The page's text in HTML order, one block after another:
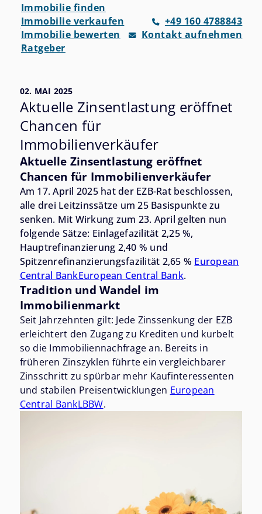
Immobilie finden
Immobilie verkaufen
Immobilie bewerten
Ratgeber
+49 160 4788843
Kontakt aufnehmen
02. MAI 2025
Aktuelle Zinsentlastung eröffnet
Chancen für
Immobilienverkäufer
Aktuelle Zinsentlastung eröffnet
Chancen für Immobilienverkäufer
Am 17. April 2025 hat der EZB-Rat beschlossen,
alle drei Leitzinssätze um 25 Basispunkte zu
senken. Mit Wirkung zum 23. April gelten nun
folgende Sätze: Einlagefazilität 2,25 %,
Hauptrefinanzierung 2,40 % und
Spitzenrefinanzierungsfazilität 2,65 % European
Central BankEuropean Central Bank.
Tradition und Wandel im
Immobilienmarkt
Seit Jahrzehnten gilt: Jede Zinssenkung der EZB
erleichtert den Zugang zu Krediten und kurbelt
so die Immobiliennachfrage an. Bereits in
früheren Zinszyklen führte ein vergleichbarer
Zinsschritt zu spürbar mehr Kaufinteressenten
und stabilen Preisentwicklungen European
Central BankLBBW.